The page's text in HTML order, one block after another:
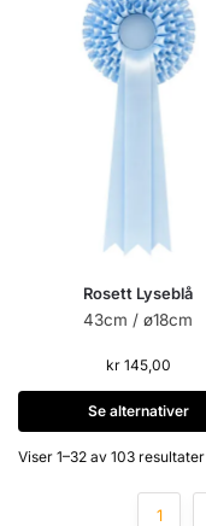
Rosett Lyseblå
43cm / ø18cm
kr145,00
Se alternativer
Viser 1–32 av 103 resultater
1